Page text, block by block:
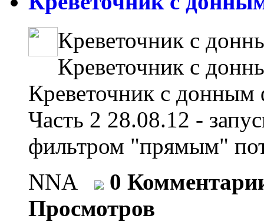
Креветочник с
Креветочник с
Креветочник с
Часть 2 28.08.12 -
фильтром "прямым"
NNA
0
Просмотров